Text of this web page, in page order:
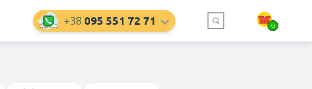
+38 095 551 72 71 0